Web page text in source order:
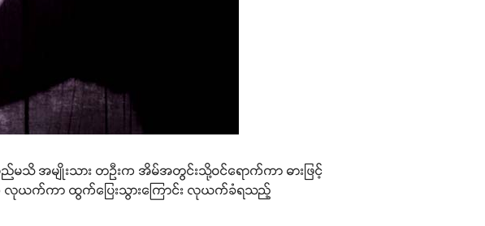
မသိ အမျိုးသား တဦးက အိမ်အတွင်းသို့ဝင်ရောက်ကာ ဓားဖြင့်
ကို လုယက်ကာ ထွက်ပြေးသွားကြောင်း လုယက်ခံရသည့်